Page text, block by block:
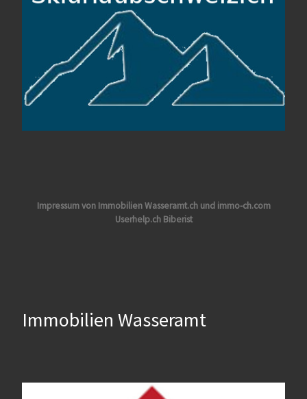
Impressum von Immobilien Wasseramt.ch und immo-ch.com
Userhelp.ch Biberist
Immobilien Wasseramt